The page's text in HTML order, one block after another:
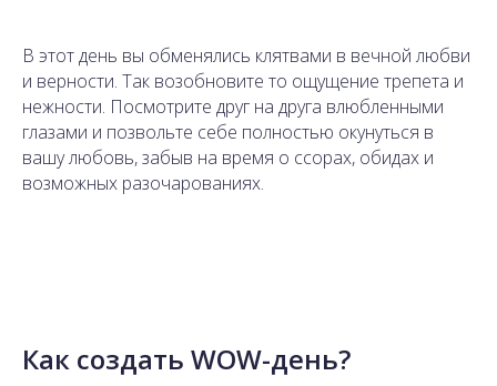
В этот день вы обменялись клятвами в вечной любви
и верности. Так возобновите то ощущение трепета и
нежности. Посмотрите друг на друга влюбленными
глазами и позвольте себе полностью окунуться в
вашу любовь, забыв на время о ссорах, обидах и
возможных разочарованиях.
Как создать WOW-день?